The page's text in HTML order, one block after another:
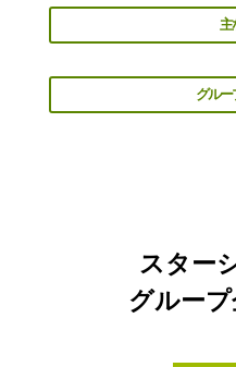
主
グルー
スター
グルー